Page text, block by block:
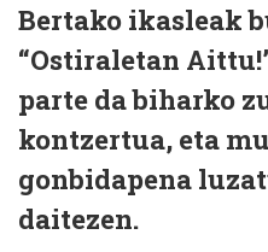
Bertako ikasleak
“Ostiraletan
parte da biharko
kontzertua, eta
gonbidapena
daitezen.